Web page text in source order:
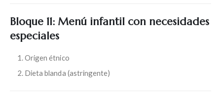
Bloque 11: Menú infantil con necesidades
especiales
Origen étnico
Dieta blanda (astringente)